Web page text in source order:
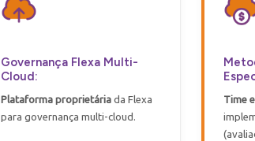
Governança Flexa Multi-
Cloud:
Plataforma proprietária da Flexa
para governança multi-cloud .
Time